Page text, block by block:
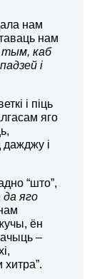
нам
нам
тым, каб
і
і піць
яго
і
“што”,
да яго
ён
–